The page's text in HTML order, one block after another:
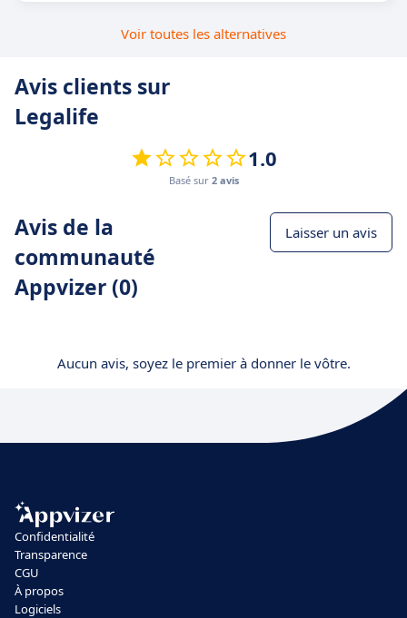
Voir toutes les alternatives
Avis clients sur
Legalife
1.0
Basé sur 2 avis
Avis de la
communauté
Appvizer (0)
Laisser un avis
Aucun avis, soyez le premier à donner le vôtre.
Confidentialité
Transparence
CGU
À propos
Logiciels